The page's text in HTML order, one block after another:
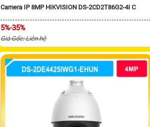
Camera IP 8MP HIKVISION DS-2CD2T86G2-4I C
5%-35%
Giá Gốc: Liên hệ